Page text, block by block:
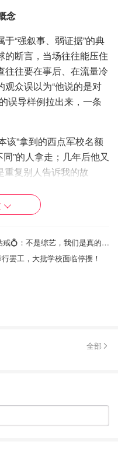
念
“强叙事、弱证据”的典
的断言，当场往往能压住
往往要在事后、在流量冷
众误以为“他说的是对
误导样例拉出来，一条
该”拿到的西点军校名额
”的人拿走；几年后他又
重复别人告诉我的故
并失明” 被媒体和Foxx
’”
州长“威胁医生”。事实
主党针对基督教的阴
，称“口罩的科学性非常
官宣喜讯❤️ Lulu＆陈汉典突晒钻戒💍：不是综艺，我们是真的结婚了！！🎉🥂
罢工，大批学校面临停摆！
全部